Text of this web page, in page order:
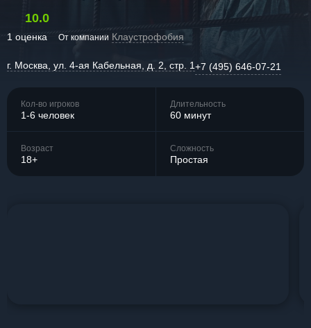
10.0
1 оценка От компании Клаустрофобия
г. Москва, ул. 4-ая Кабельная, д. 2, стр. 1+7 (495) 646-07-21
Кол-во игроков
1-6 человек
Длительность
60 минут
Возраст
18+
Сложность
Простая